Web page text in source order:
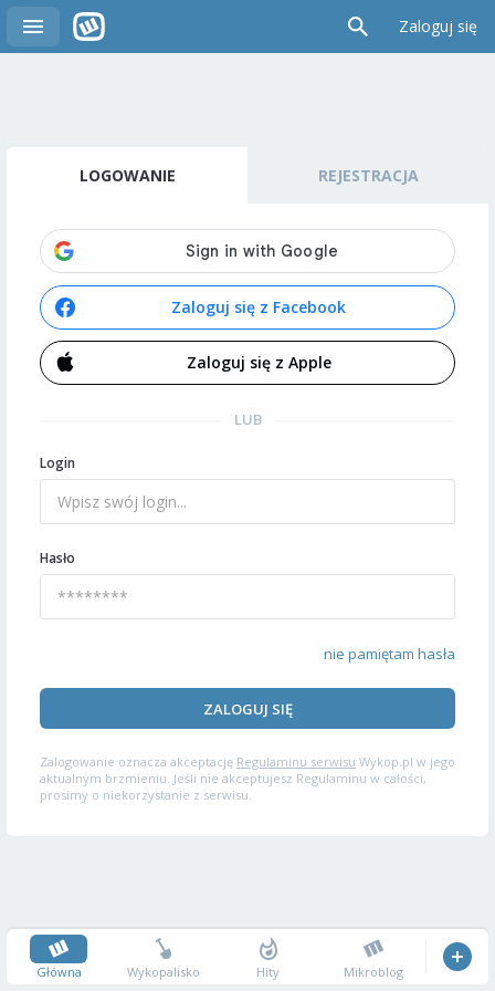
Zaloguj się
LOGOWANIE REJESTRACJA
Zaloguj się z Facebook
Zaloguj się z Apple
LUB
Login
Hasło
nie pamiętam hasła
ZALOGUJ SIĘ
Zalogowanie oznacza akceptację Regulaminu serwisu Wykop.pl w jego
aktualnym brzmieniu. Jeśli nie akceptujesz Regulaminu w całości,
prosimy o niekorzystanie z serwisu.
Główna Wykopalisko Hity Mikroblog